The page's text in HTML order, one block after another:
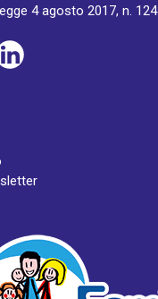
4 agosto 2017, n. 124